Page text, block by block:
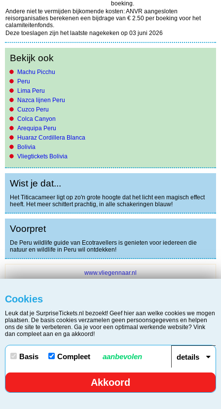
Bekijk ook
Machu Picchu
Peru
Lima Peru
Nazca lijnen Peru
Cuzco Peru
Colca Canyon
Arequipa Peru
Huaraz Cordillera Blanca
Bolivia
Vliegtickets Bolivia
Wist je dat...
Het Titicacameer ligt op zo'n grote hoogte dat het licht een magisch effect
heeft. Het meer schittert prachtig, in alle schakeringen blauw!
Voorpret
De Peru wildlife guide van Ecotravellers is genieten voor iedereen die
natuur en wildlife in Peru wil ontdekken!
boeking.
Andere niet te vermijden bijkomende kosten: ANVR aangesloten
reisorganisaties berekenen een bijdrage van € 2.50 per boeking voor het
calamiteitenfonds.
Deze toeslagen zijn het laatste nagekeken op 03 juni 2026
www.vliegennaar.nl
Bekijk aanbiedingen van:
Vliegennaar.nl
Copyright © 2006 - 2026 Surprise Tickets / KvK 34266440 | BTW
817598479.B01
Over Surprisetickets.nl
Cookies
Leuk dat je SurpriseTickets.nl bezoekt! Geef hier aan welke cookies we mogen
plaatsen. De basis cookies verzamelen geen persoonsgegevens en helpen
ons de site te verbeteren. Ga je voor een optimaal werkende website? Vink
dan compleet aan en ga akkoord!
Basis Compleet aanbevolen details
Akkoord